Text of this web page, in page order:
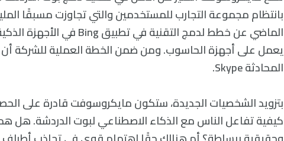
بانتظام مجموعة التجارب للمستخدمين والتي تجاوزت مسبقًا
يعمل على أجهزة الحاسوب. ومن ضمن الخطة العملية للشركة أن
المحادثة Skype.
بتزويد الشخصيات الجديدة، ستكون مايكروسوفت قادرة على
كيفية تفاعل الناس مع الذكاء الاصطناعي لبوت الدردشة. هل